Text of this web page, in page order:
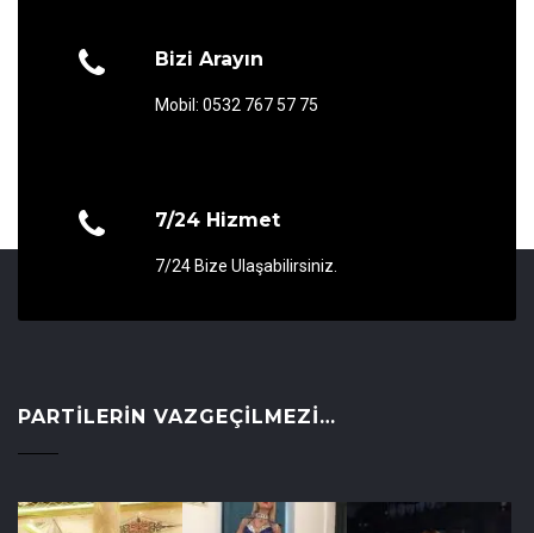
Bizi Arayın
Mobil: 0532 767 57 75
7/24 Hizmet
7/24 Bize Ulaşabilirsiniz.
PARTILERIN VAZGEÇILMEZI…